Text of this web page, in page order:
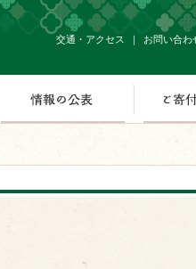
交通・アクセス お問い合わ
蔭学園の概要 情報の公表